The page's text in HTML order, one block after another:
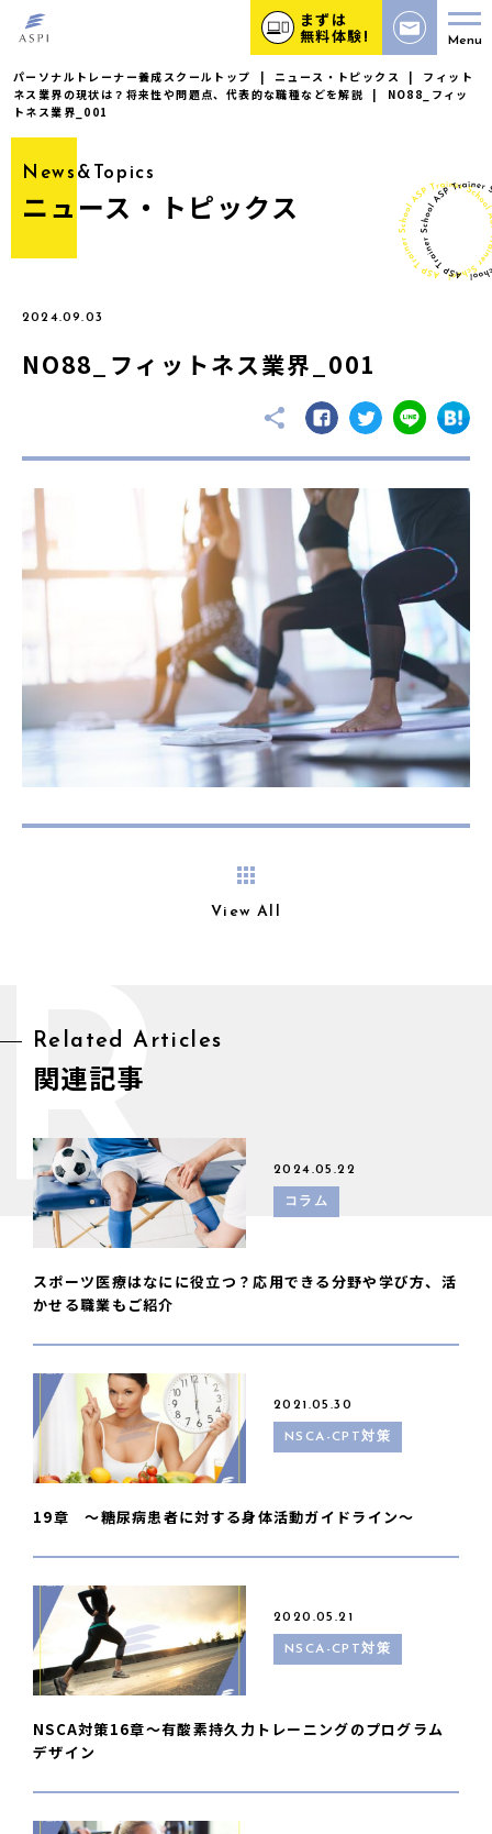
まずは
無料体験! Menu
パーソナルトレーナー養成スクールトップ | ニュース・トピックス |
フィット
ネス業界の現状は？将来性や問題点、代表的な職種などを解説
|
NO88_フィッ
トネス業界_001
News&Topics
ニュース・トピックス
2024.09.03
NO88_フィットネス業界_001
View All
Related Articles
関連記事
2024.05.22
コラム
スポーツ医療はなにに役立つ？応用できる分野や学び方、活
かせる職業もご紹介
2021.05.30
NSCA-CPT対策
19章 〜糖尿病患者に対する身体活動ガイドライン〜
2020.05.21
NSCA-CPT対策
NSCA対策16章〜有酸素持久力トレーニングのプログラム
デザイン